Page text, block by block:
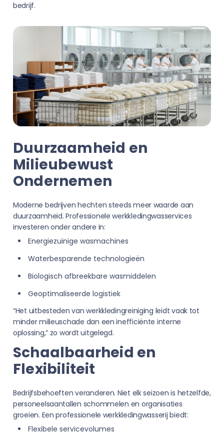
bedrijf.
Duurzaamheid en
Milieubewust
Ondernemen
Moderne bedrijven hechten steeds meer waarde aan
duurzaamheid. Professionele werkkledingwasservices
investeren onder andere in:
Energiezuinige wasmachines
Waterbesparende technologieën
Biologisch afbreekbare wasmiddelen
Geoptimaliseerde logistiek
“Het uitbesteden van werkkledingreiniging leidt vaak tot
minder milieuschade dan een inefficiënte interne
oplossing,” zo wordt uitgelegd.
Schaalbaarheid en
Flexibiliteit
Bedrijfsbehoeften veranderen. Niet elk seizoen is hetzelfde,
personeelsaantallen schommelen en organisaties
groeien. Een professionele werkkledingwasserij biedt:
Flexibele servicevolumes